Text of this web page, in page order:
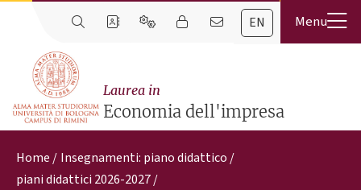
EN
Laurea in
Economia dell'impresa
Home
Insegnamenti: piano didattico
piani didattici 2026-2027